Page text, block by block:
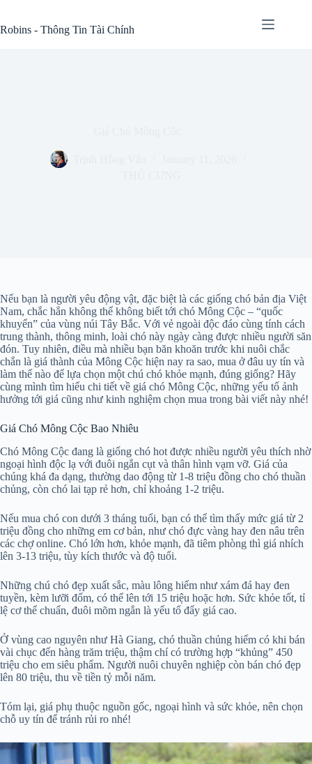
content
Robins - Thông Tin Tài Chính
Nếu bạn là người yêu động vật, đặc biệt là các giống chó bản địa Việt
Nam, chắc hẳn không thể không biết tới chó Mông Cộc – “quốc
khuyển” của vùng núi Tây Bắc. Với vẻ ngoài độc đáo cùng tính cách
trung thành, thông minh, loài chó này ngày càng được nhiều người săn
đón. Tuy nhiên, điều mà nhiều bạn băn khoăn trước khi nuôi chắc
chắn là giá thành của Mông Cộc hiện nay ra sao, mua ở đâu uy tín và
làm thế nào để lựa chọn một chú chó khỏe mạnh, đúng giống? Hãy
cùng mình tìm hiểu chi tiết về giá chó Mông Cộc, những yếu tố ảnh
hưởng tới giá cũng như kinh nghiệm chọn mua trong bài viết này nhé!
Giá Chó Mông Cộc Bao Nhiêu
Chó Mông Cộc đang là giống chó hot được nhiều người yêu thích nhờ
ngoại hình độc lạ với đuôi ngắn cụt và thân hình vạm vỡ. Giá của
chúng khá đa dạng, thường dao động từ 1-8 triệu đồng cho chó thuần
chủng, còn chó lai tạp rẻ hơn, chỉ khoảng 1-2 triệu.
Nếu mua chó con dưới 3 tháng tuổi, bạn có thể tìm thấy mức giá từ 2
triệu đồng cho những em cơ bản, như chó đực vàng hay đen nâu trên
các chợ online. Chó lớn hơn, khỏe mạnh, đã tiêm phòng thì giá nhích
lên 3-13 triệu, tùy kích thước và độ tuổi.
Những chú chó đẹp xuất sắc, màu lông hiếm như xám đá hay đen
tuyền, kèm lưỡi đốm, có thể lên tới 15 triệu hoặc hơn. Sức khỏe tốt, tỉ
lệ cơ thể chuẩn, đuôi mõm ngắn là yếu tố đẩy giá cao.
Ở vùng cao nguyên như Hà Giang, chó thuần chủng hiếm có khi bán
vài chục đến hàng trăm triệu, thậm chí có trường hợp “khủng” 450
triệu cho em siêu phẩm. Người nuôi chuyên nghiệp còn bán chó đẹp
lên 80 triệu, thu về tiền tỷ mỗi năm.
Tóm lại, giá phụ thuộc nguồn gốc, ngoại hình và sức khỏe, nên chọn
chỗ uy tín để tránh rủi ro nhé!